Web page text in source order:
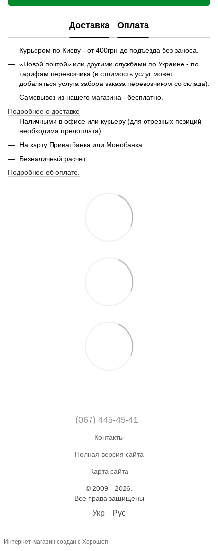
Доставка Оплата
Курьером по Киеву - от 400грн до подъезда без заноса.
«Новой почтой» или другими службами по Украине - по
тарифам перевозчика (в стоимость услуг может
добаляться услуга забора заказа перевозчиком со склада).
Самовывоз из нашего магазина - бесплатно.
Подробнее о доставке
Наличными в офисе или курьеру (для отрезных позиций
необходима предоплата).
На карту Приватбанка или Монобанка.
Безналичный расчет.
Подробнее об оплате.
(067) 445-45-41
Контакты
Полная версия сайта
Карта сайта
© 2009—2026.
Все права защищены
Укр Рус
Интернет-магазин создан с Хорошоп